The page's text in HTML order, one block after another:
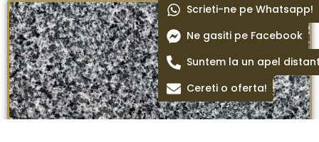
Scrieti-ne pe Whatsapp!
Ne gasiti pe Facebook
Suntem la un apel
Cereti o oferta!